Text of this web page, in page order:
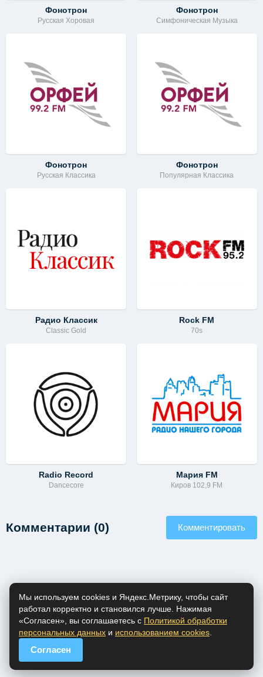
Фонотрон
Русская Хоровая
Фонотрон
Симфоническая Музыка
Фонотрон
Русская Классика
Фонотрон
Популярная Классика
Радио Классик
Classic Gold
Rock FM
70s
Radio Record
Dancecore
Мария FM
Киров 102,9 FM
Комментарии (0) Комментировать
Мы используем cookies и Яндекс.Метрику, чтобы сайт
работал корректно и становился лучше. Нажимая
«Согласен», вы соглашаетесь с Политикой обработки
персональных данных и использованием cookies
Согласен